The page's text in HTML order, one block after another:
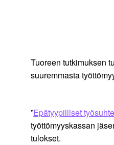
Tuoreen tutkimuksen
suuremmasta
”Epätyypilliset
työttömyyskassan
tulokset.